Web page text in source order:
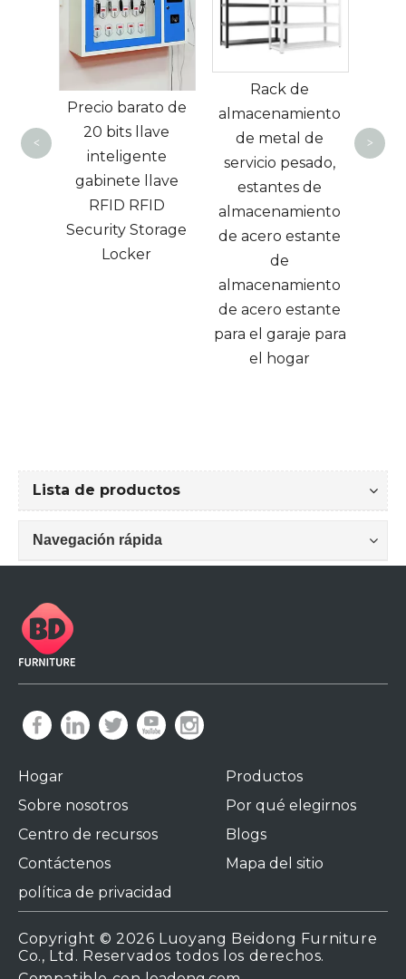
Rack de
almacenamiento
de metal de
servicio pesado,
estantes de
almacenamiento
de acero estante
de
Gabinete de
seguridad de
productos
peligrosos
altamente tóxicos
de 30 galones de
seguridad de
acero gabinete
peligroso médico
< >
Lista de productos
Navegación rápida
Hogar
Productos
Sobre nosotros
Por qué elegirnos
Centro de recursos
Blogs
Contáctenos
Mapa del sitio
política de privacidad
Copyright © 2026 Luoyang Beidong Furniture
Co., Ltd. Reservados todos los derechos.